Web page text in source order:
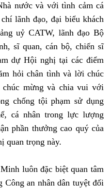
nước và với tình cảm cá
lãnh đạo, đại biểu khách
uỷ CATW, lãnh đạo Bộ
sĩ quan, cán bộ, chiến sĩ
dự Hội nghị tại các điểm
hỏi chân tình và lời chúc
mừng và chia vui với
chống tội phạm sử dụng
cá nhân trong lực lượng
phần thưởng cao quý của
quan trọng này.
luôn đặc biệt quan tâm
an nhân dân tuyệt đối